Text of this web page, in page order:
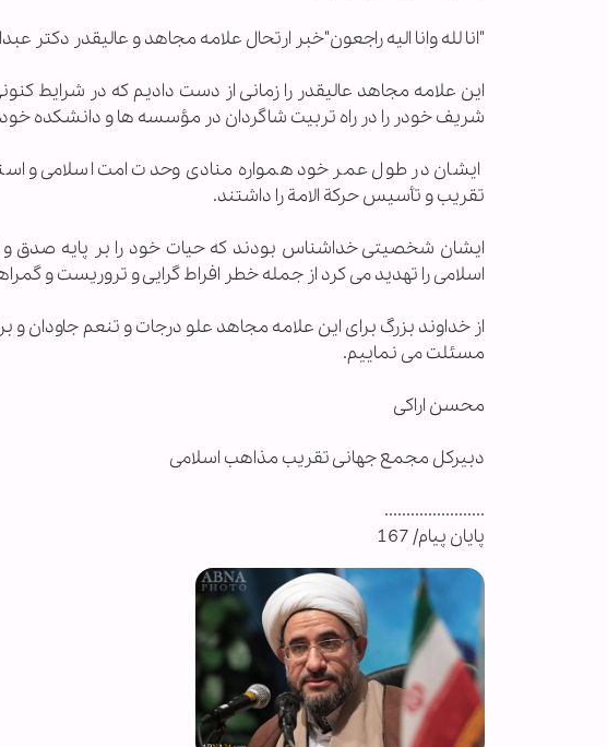
"انا لله وانا الیه راجعون"خبر ارتحال علامه مجاهد و عالیقدر دكتر
این علامه مجاهد عالیقدر را زمانی از دست دادیم كه در شرایط
شریف خودر را در راه تربیت شاگردان در مؤسسه ها و دانشكده
ایشان در طول عمر خود همواره منادی وحدت امت اسلامی و
تقریب و تأسیس حركة الامة را داشتند.
ایشان شخصیتی خداشناس بودند كه حیات خود را بر پایه صدق و
اسلامی را تهدید می كرد از جمله خطر افراط گرایی و تروریست و
از خداوند بزرگ برای این علامه مجاهد علو درجات و تنعم جاودان
مسئلت می نماییم.
محسن اراکی
دبیرکل مجمع جهانی تقریب مذاهب اسلامی
.......................
پایان پیام/ 167